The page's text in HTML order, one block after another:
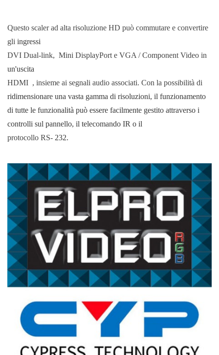
Questo scaler ad alta risoluzione HD può commutare e convertire
gli ingressi
DVI Dual-link, Mini DisplayPort e VGA / Component Video in
un'uscita
HDMI , insieme ai segnali audio associati. Con la possibilità di
ridimensionare una vasta gamma di risoluzioni, il funzionamento
di tutte le funzionalità può essere facilmente gestito attraverso i
controlli sul pannello, il telecomando IR o il
protocollo RS- 232.